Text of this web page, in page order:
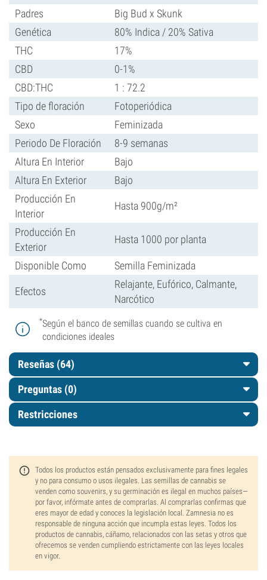
Padres
Big Bud x Skunk
Genética
80% Indica / 20% Sativa
THC
17%
CBD
0-1%
CBD:THC
1 : 72.2
Tipo de floración
Fotoperiódica
Sexo
Feminizada
Periodo De Floración
8-9 semanas
Altura En Interior
Bajo
Altura En Exterior
Bajo
Producción En
Interior
Hasta 900g/m²
Producción En
Exterior
Hasta 1000 por planta
Disponible Como Semilla Feminizada
Efectos
Relajante, Eufórico, Calmante,
Narcótico
*Según el banco de semillas cuando se cultiva en
condiciones ideales
Reseñas (64)
Preguntas (0)
Restricciones
Todos los productos están pensados exclusivamente para fines legales
y no para consumo o usos ilegales. Las semillas de cannabis se
venden como souvenirs, y su germinación es ilegal en muchos países—
por favor, infórmate antes de comprarlas. Al comprarlas confirmas que
eres mayor de edad y conoces la legislación local. Zamnesia no es
responsable de ninguna acción que incumpla estas leyes. Todos los
productos de cannabis, cáñamo, relacionados con las setas y otros que
ofrecemos se venden cumpliendo estrictamente con las leyes locales
en vigor.